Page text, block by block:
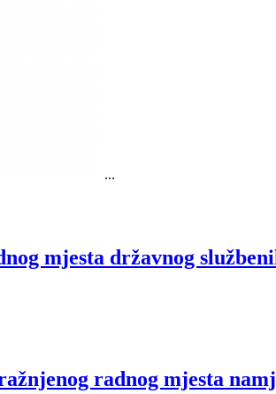
...
mjesta državnog
radnog mjesta